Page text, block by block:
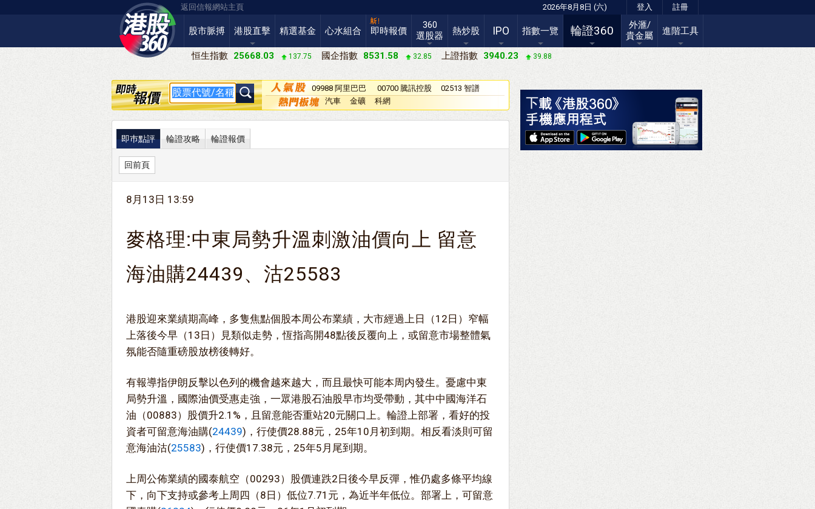
返回信報網站主頁 2026年8月8日 (六) 登入 註冊
股市脈搏 港股直擊 精選基金 心水組合 即時報價
360
選股器
熱炒股 IPO 指數一覽 輪證360
外滙/
貴金屬
進階工具
恒生指數 25668.03 137.75 國企指數 8531.58 32.85 上證指數 3940.23 39.88
09988 阿里巴巴
－Ｗ
00700 騰訊控股
02513 智譜
汽車
金礦 科網
即巿點評 輪證攻略 輪證報價
回前頁
8月13日 13:59
麥格理:中東局勢升溫刺激油價向上 留意
海油購24439、沽25583
港股迎來業績期高峰，多隻焦點個股本周公布業績，大市經過上日（12日）窄幅
上落後今早（13日）見類似走勢，恆指高開48點後反覆向上，或留意市場整體氣
氛能否隨重磅股放榜後轉好。
有報導指伊朗反擊以色列的機會越來越大，而且最快可能本周内發生。憂慮中東
局勢升溫，國際油價受惠走強，一眾港股石油股早市均受帶動，其中中國海洋石
油（00883）股價升2.1%，且留意能否重站20元關口上。輪證上部署，看好的投
資者可留意海油購(24439)，行使價28.88元，25年10月初到期。相反看淡則可留
意海油沽(25583)，行使價17.38元，25年5月尾到期。
上周公佈業績的國泰航空（00293）股價連跌2日後今早反彈，惟仍處多條平均線
下，向下支持或參考上周四（8日）低位7.71元，為近半年低位。部署上，可留意